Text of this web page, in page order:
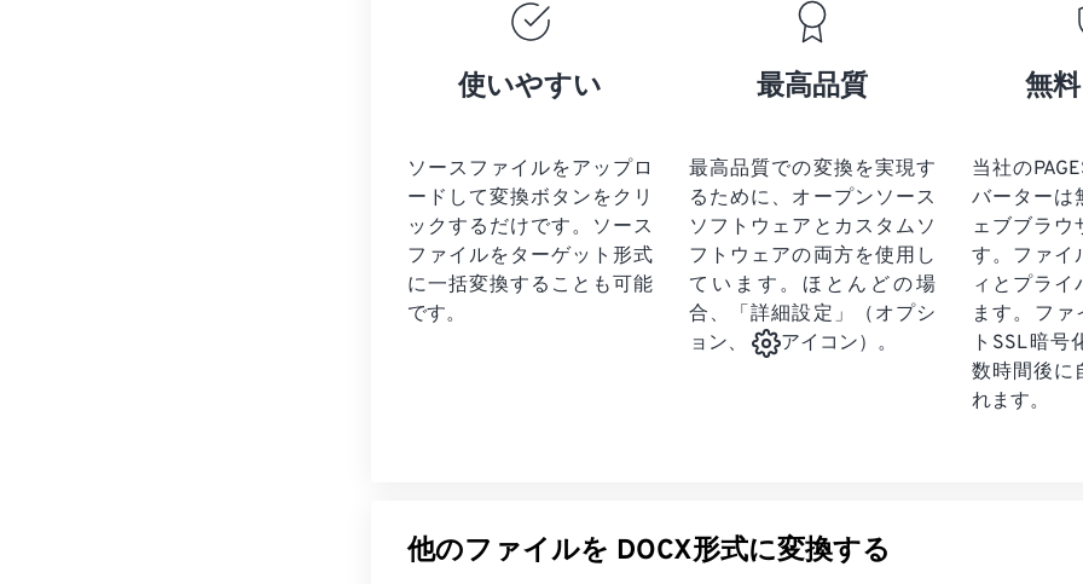
使いやすい
ソースファイルをアップロ
ードして変換ボタンをクリ
ックするだけです。 ソース
ファイルを ターゲット形式
に一括変換することも可能
です。
最高品質
最高品質での変換を実現す
るために、オープンソース
ソフトウェアとカスタムソ
フトウェアの両方を使用し
ています。ほとんどの場
合、「詳細設定」（オプシ
ョン、
アイコン）。
無
当社の
バーターは
ェブブラウ
す。ファイ
ィとプライ
ます。フ
トSSL暗
数時間後に
れます。
他のファイルを DOCX形式に変換する